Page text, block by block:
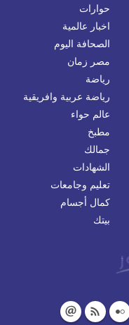
حوارات
اخبار عالمية
الصحافة اليوم
مصر زمان
رياضة
رياضة عربية وافريقية
عالم حواء
مطبخ
جمالك
الشهادات
تعليم وجامعات
كمال أجسام
بيتك